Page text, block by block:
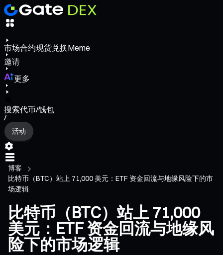
市场合约现货兑换Meme
邀请
更多
搜索代币/钱包
/
活动
博客
比特币（BTC）站上 71,000 美元：ETF 资金回流与地缘风险下的市
场逻辑
比特币（BTC）站上 71,000
美元：ETF 资金回流与地缘风
险下的市场逻辑